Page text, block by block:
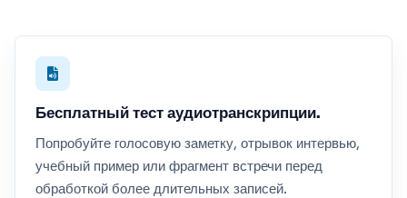
Бесплатный тест аудиотранскрипции.
Попробуйте голосовую заметку, отрывок интервью,
учебный пример или фрагмент встречи перед
обработкой более длительных записей.